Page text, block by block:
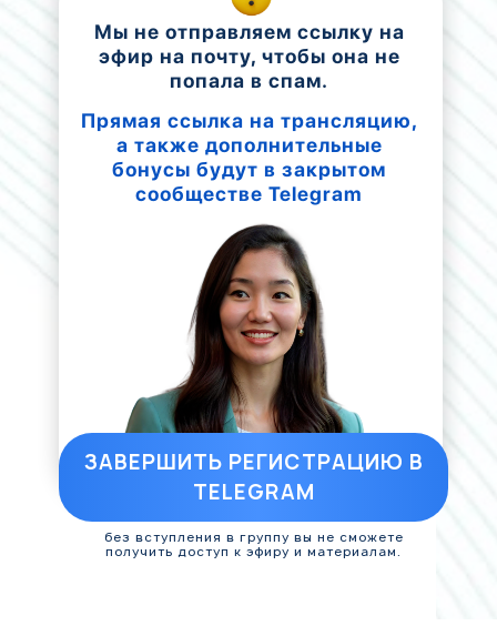
Мы не отправляем ссылку на
эфир на почту, чтобы она не
попала в спам.
Прямая ссылка на трансляцию,
а также дополнительные
бонусы будут в закрытом
сообществе Telegram
ЗАВЕРШИТЬ РЕГИСТРАЦИЮ В
TELEGRAM
без вступления в группу вы не сможете
получить доступ к эфиру и материалам.